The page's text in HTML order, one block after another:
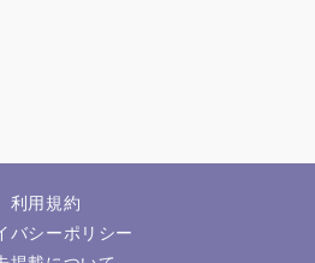
利用規約
バシーポリシー